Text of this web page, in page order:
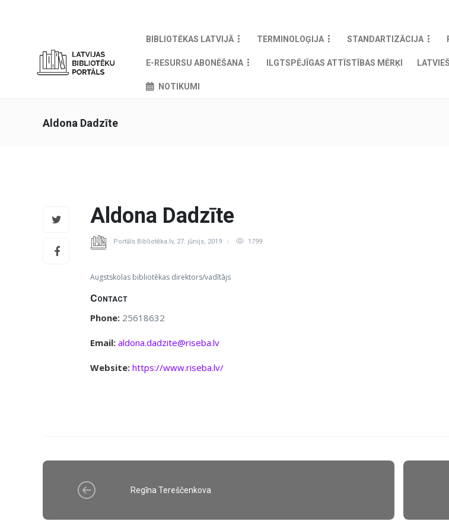
BIBLIOTĒKAS LATVIJĀ TERMINOLOĢIJA STANDARTIZĀCIJA
E-RESURSU ABONĒŠANA ILGTSPĒJĪGAS ATTĪSTĪBAS MĒRĶI
NOTIKUMI
Aldona Dadzīte
Aldona Dadzīte
Portāls Bibliotēka.lv, 27. jūnijs, 2019 1799
Augstskolas bibliotēkas direktors/vadītājs
Contact
Phone: 25618632
Email: aldona.dadzite@riseba.lv
Website: https://www.riseba.lv/
Regīna Tereščenkova